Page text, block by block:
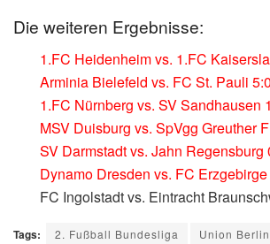
Die weiteren Ergebnisse:
1.FC Heidenheim vs. 1.FC
Arminia Bielefeld vs. FC St. Pauli 5:0
1.FC Nürnberg vs. SV Sandhausen
MSV Duisburg vs. SpVgg Greuther
SV Darmstadt vs. Jahn Regensburg
Dynamo Dresden vs. FC
FC Ingolstadt vs. Eintracht
Tags: 2. Fußball Bundesliga Union Berlin